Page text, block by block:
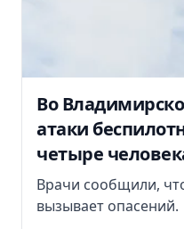
Во
атаки
четыре
Врачи сообщили,
вызывает опасений.